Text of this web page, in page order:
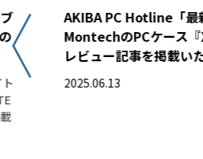
AKIBA PC Hotline「最
MontechのPCケース『
レビュー記事を掲載い
2025.06.13